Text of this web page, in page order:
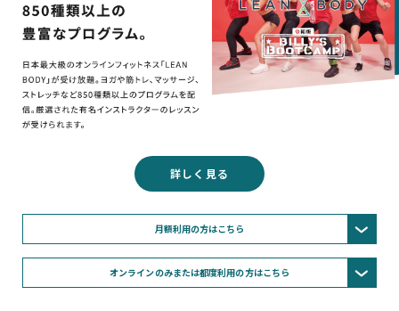
詳しく見る
月額利用の方はこちら
オンラインのみまたは都度利用の方はこちら